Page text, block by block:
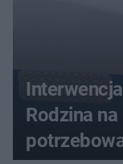
Rodzina